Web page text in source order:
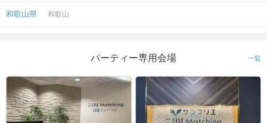
和歌山県 和歌山
パーティー専用会場 一覧